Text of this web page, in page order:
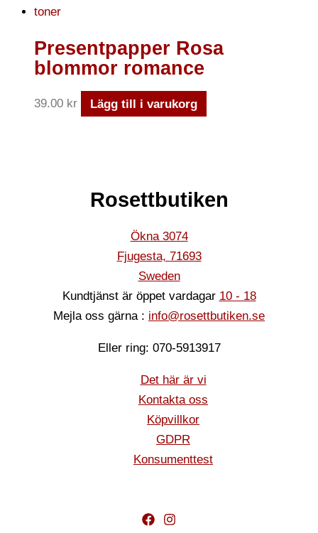
Presentpapper Rosa
blommor romance
39.00 kr Lägg till i varukorg
Rosettbutiken
Ökna 3074
Fjugesta, 71693
Sweden
Kundtjänst är öppet vardagar 10 - 18
Mejla oss gärna : info@rosettbutiken.se
Eller ring: 070-5913917
Det här är vi
Kontakta oss
Köpvillkor
GDPR
Konsumenttest